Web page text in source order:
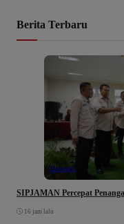
Berita Terbaru
Ekonomi
SIPJAMAN Percepat
16 jam lalu